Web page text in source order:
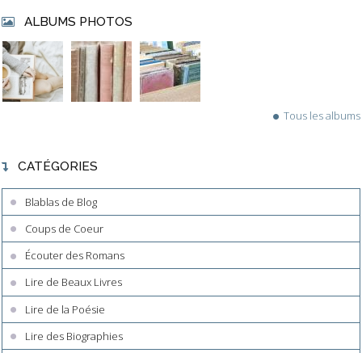
ALBUMS PHOTOS
Tous les albums
CATÉGORIES
Blablas de Blog
Coups de Coeur
Écouter des Romans
Lire de Beaux Livres
Lire de la Poésie
Lire des Biographies